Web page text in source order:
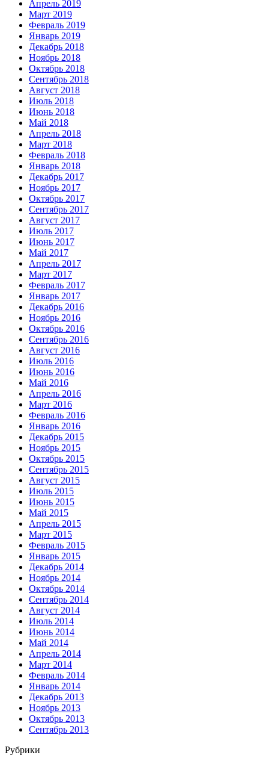
Апрель 2019
Март 2019
Февраль 2019
Январь 2019
Декабрь 2018
Ноябрь 2018
Октябрь 2018
Сентябрь 2018
Август 2018
Июль 2018
Июнь 2018
Май 2018
Апрель 2018
Март 2018
Февраль 2018
Январь 2018
Декабрь 2017
Ноябрь 2017
Октябрь 2017
Сентябрь 2017
Август 2017
Июль 2017
Июнь 2017
Май 2017
Апрель 2017
Март 2017
Февраль 2017
Январь 2017
Декабрь 2016
Ноябрь 2016
Октябрь 2016
Сентябрь 2016
Август 2016
Июль 2016
Июнь 2016
Май 2016
Апрель 2016
Март 2016
Февраль 2016
Январь 2016
Декабрь 2015
Ноябрь 2015
Октябрь 2015
Сентябрь 2015
Август 2015
Июль 2015
Июнь 2015
Май 2015
Апрель 2015
Март 2015
Февраль 2015
Январь 2015
Декабрь 2014
Ноябрь 2014
Октябрь 2014
Сентябрь 2014
Август 2014
Июль 2014
Июнь 2014
Май 2014
Апрель 2014
Март 2014
Февраль 2014
Январь 2014
Декабрь 2013
Ноябрь 2013
Октябрь 2013
Сентябрь 2013
Рубрики